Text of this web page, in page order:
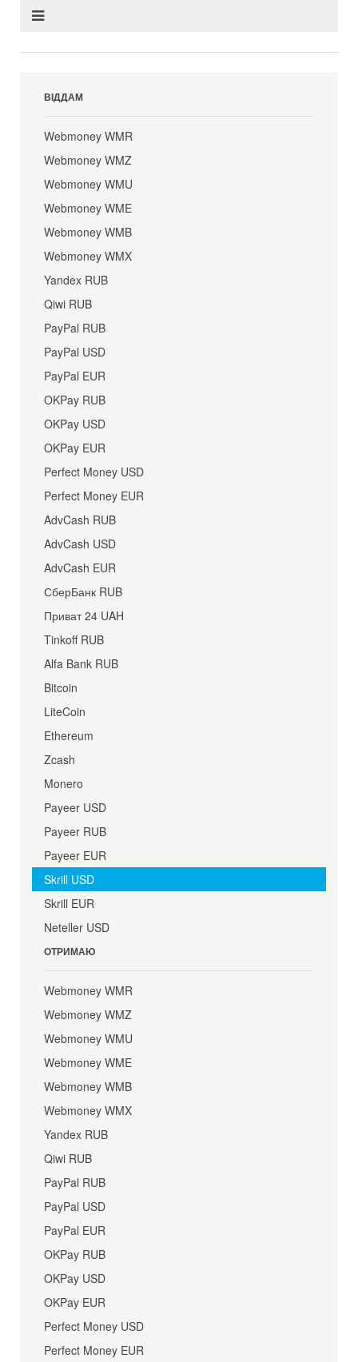
ВІДДАМ
Webmoney WMR
Webmoney WMZ
Webmoney WMU
Webmoney WME
Webmoney WMB
Webmoney WMX
Yandex RUB
Qiwi RUB
PayPal RUB
PayPal USD
PayPal EUR
OKPay RUB
OKPay USD
OKPay EUR
Perfect Money USD
Perfect Money EUR
AdvCash RUB
AdvCash USD
AdvCash EUR
СберБанк RUB
Приват 24 UAH
Tinkoff RUB
Alfa Bank RUB
Bitcoin
LiteCoin
Ethereum
Zcash
Monero
Payeer USD
Payeer RUB
Payeer EUR
Skrill USD
Skrill EUR
Neteller USD
ОТРИМАЮ
Webmoney WMR
Webmoney WMZ
Webmoney WMU
Webmoney WME
Webmoney WMB
Webmoney WMX
Yandex RUB
Qiwi RUB
PayPal RUB
PayPal USD
PayPal EUR
OKPay RUB
OKPay USD
OKPay EUR
Perfect Money USD
Perfect Money EUR